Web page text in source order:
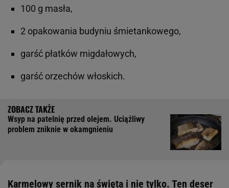
100 g masła,
2 opakowania budyniu śmietankowego,
garść płatków migdałowych,
garść orzechów włoskich.
Wsyp na patelnię przed olejem. Uciążliwy
problem zniknie w okamgnieniu
Karmelowy sernik na święta i nie tylko. Ten deser